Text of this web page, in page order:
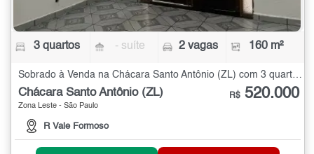
3 quartos - suíte 2 vagas 160 m²
Sobrado à Venda na Chácara Santo Antônio (ZL) com 3 quartos - 160 m²
Chácara Santo Antônio (ZL)
Zona Leste - São Paulo
R Vale Formoso
R$ 520.000